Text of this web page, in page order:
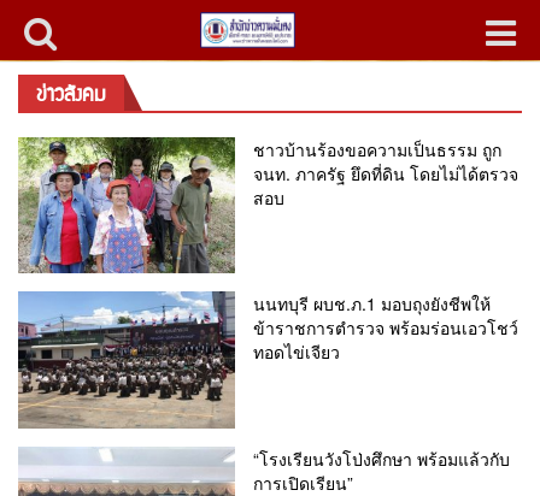
ข่าวสังคม
ชาวบ้านร้องขอความเป็นธรรม ถูก
จนท. ภาครัฐ ยึดที่ดิน โดยไม่ได้ตรวจ
สอบ
นนทบุรี ผบช.ภ.1 มอบถุงยังชีพให้
ข้าราชการตำรวจ พร้อมร่อนเอวโชว์
ทอดไข่เจียว
“โรงเรียนวังโป่งศึกษา พร้อมแล้วกับ
การเปิดเรียน”